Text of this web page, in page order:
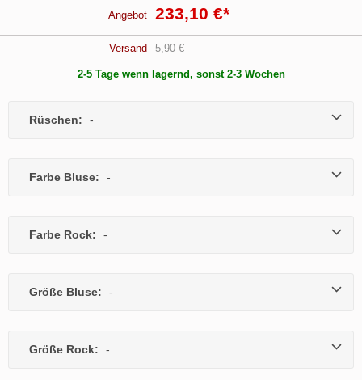
Angebot 233,10 €*
Versand 5,90 €
2-5 Tage wenn lagernd, sonst 2-3 Wochen
Rüschen: -
Farbe Bluse: -
Farbe Rock: -
Größe Bluse: -
Größe Rock: -